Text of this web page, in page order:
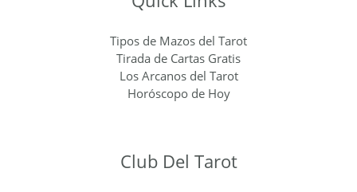
Tipos de Mazos del Tarot
Tirada de Cartas Gratis
Los Arcanos del Tarot
Horóscopo de Hoy
Club Del Tarot